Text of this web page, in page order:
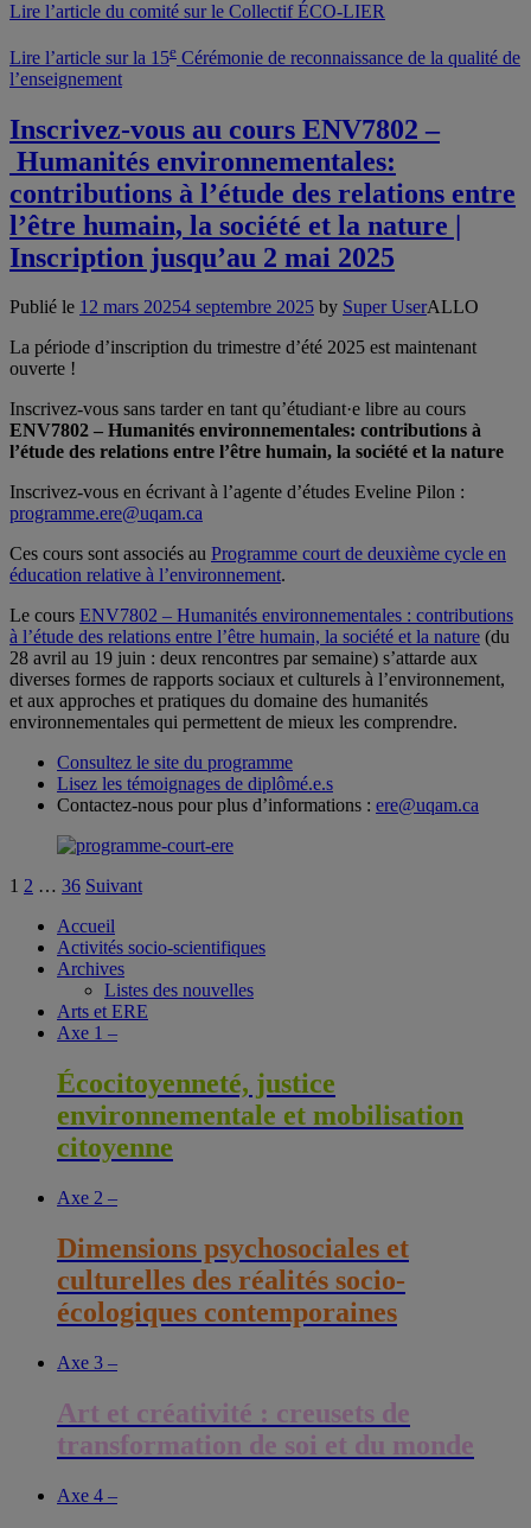
Lire l’article du comité sur le Collectif ÉCO-LIER
Lire l’article sur la 15e Cérémonie de reconnaissance de la qualité de
l’enseignement
Inscrivez-vous au cours ENV7802 –
Humanités environnementales:
contributions à l’étude des relations entre
l’être humain, la société et la nature |
Inscription jusqu’au 2 mai 2025
Publié le 12 mars 20254 septembre 2025 by Super UserALLO
La période d’inscription du trimestre d’été 2025 est maintenant
ouverte !
Inscrivez-vous sans tarder en tant qu’étudiant·e libre au cours
ENV7802 – Humanités environnementales: contributions à
l’étude des relations entre l’être humain, la société et la nature
Inscrivez-vous en écrivant à l’agente d’études Eveline Pilon :
programme.ere@uqam.ca
Ces cours sont associés au Programme court de deuxième cycle en
éducation relative à l’environnement.
Le cours ENV7802 – Humanités environnementales : contributions
à l’étude des relations entre l’être humain, la société et la nature (du
28 avril au 19 juin : deux rencontres par semaine) s’attarde aux
diverses formes de rapports sociaux et culturels à l’environnement,
et aux approches et pratiques du domaine des humanités
environnementales qui permettent de mieux les comprendre.
Consultez le site du programme
Lisez les témoignages de diplômé.e.s
Contactez-nous pour plus d’informations : ere@uqam.ca
Pagination
des
publications
1 2 … 36 Suivant
Accueil
Activités socio-scientifiques
Archives
Listes des nouvelles
Arts et ERE
Axe 1 –
Écocitoyenneté, justice
environnementale et mobilisation
citoyenne
Axe 2 –
Dimensions psychosociales et
culturelles des réalités socio-
écologiques contemporaines
Axe 3 –
Art et créativité : creusets de
transformation de soi et du monde
Axe 4 –